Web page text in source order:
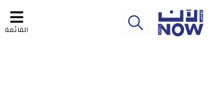
القائمة